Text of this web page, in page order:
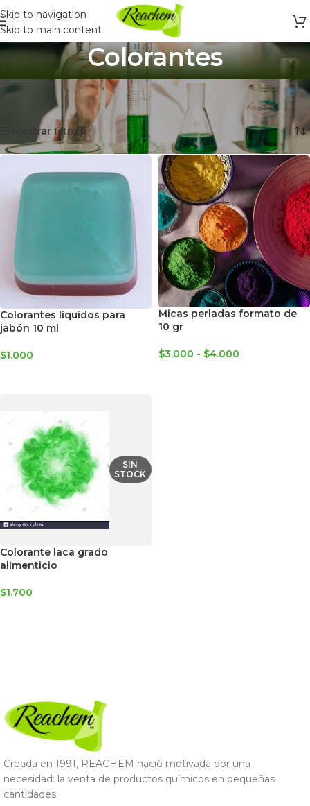
Skip to navigation
Skip to main content
Colorantes
Inicio Ingredientes y Materias Primas Jabones
Colorantes
Mostrando 3 resultados
Mostrar filtros
Colorantes líquidos para
jabón 10 ml
$1.000
Micas perladas formato de
10 gr
$3.000 - $4.000
SIN
STOCK
Colorante laca grado
alimenticio
$1.700
Creada en 1991, REACHEM nació motivada por una
necesidad: la venta de productos químicos en pequeñas
cantidades.